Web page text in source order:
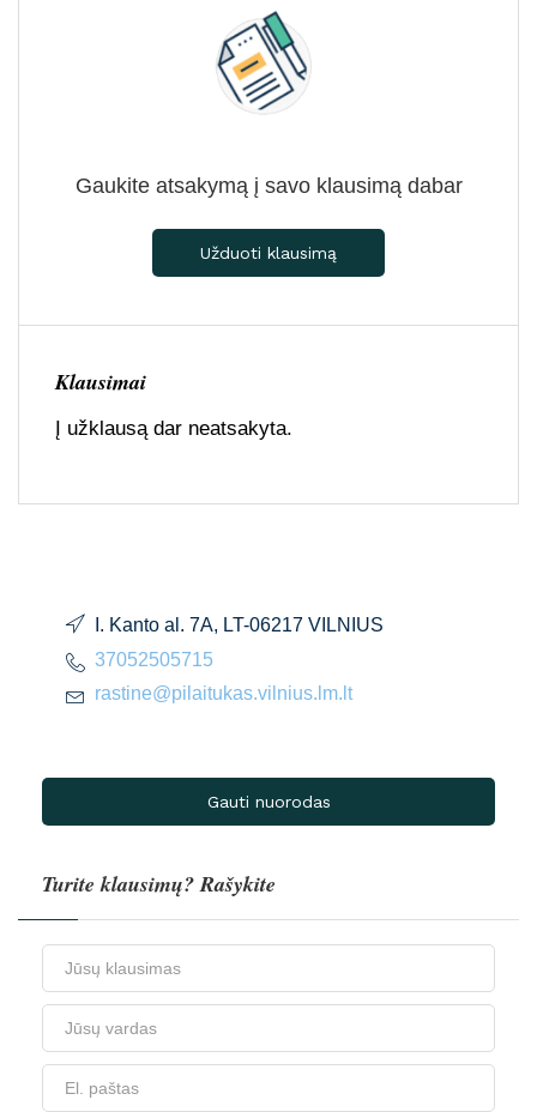
Gaukite atsakymą į savo klausimą dabar
Užduoti klausimą
Klausimai
Į užklausą dar neatsakyta.
I. Kanto al. 7A, LT-06217 VILNIUS
37052505715
rastine@pilaitukas.vilnius.lm.lt
Gauti nuorodas
Turite klausimų? Rašykite